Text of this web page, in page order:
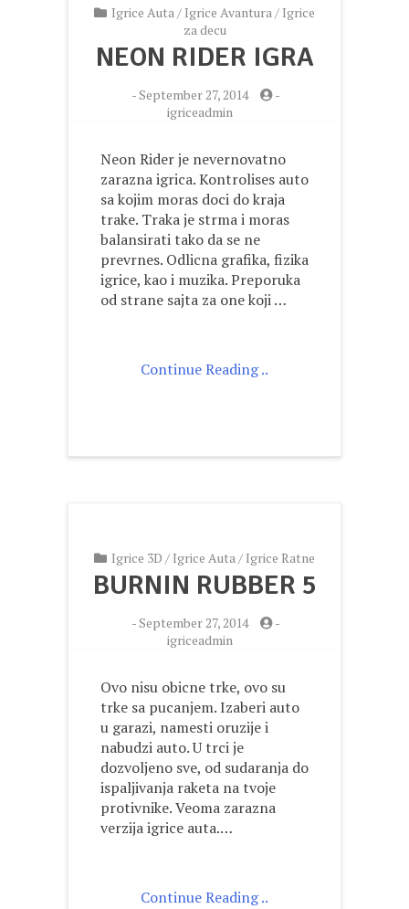
Igrice Auta/ Igrice Avantura/ Igrice
za decu
NEON RIDER IGRA
-September 27, 2014
-
igriceadmin
Neon Rider je nevernovatno
zarazna igrica. Kontrolises auto
sa kojim moras doci do kraja
trake. Traka je strma i moras
balansirati tako da se ne
prevrnes. Odlicna grafika, fizika
igrice, kao i muzika. Preporuka
od strane sajta za one koji …
Continue Reading ..
Igrice 3D / Igrice Auta/ Igrice Ratne
BURNIN RUBBER 5
-September 27, 2014
-
igriceadmin
Ovo nisu obicne trke, ovo su
trke sa pucanjem. Izaberi auto
u garazi, namesti oruzije i
nabudzi auto. U trci je
dozvoljeno sve, od sudaranja do
ispaljivanja raketa na tvoje
protivnike. Veoma zarazna
verzija igrice auta.…
Continue Reading ..